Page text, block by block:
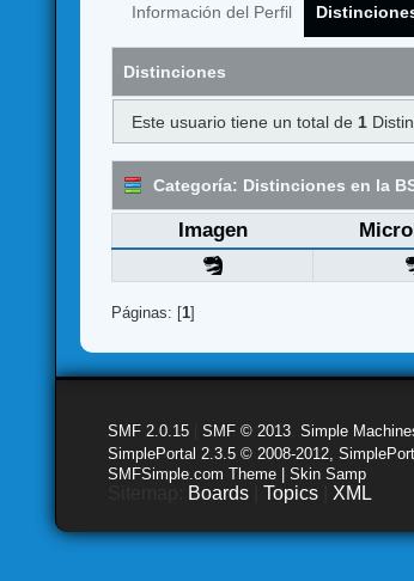
Información del Perfil
Distinciones
Este usuario tiene un total de 1
Categoría: Distinciones en la
Imagen
Páginas: [1]
SMF 2.0.15 |SMF © 2013 ,Simple
SimplePortal 2.3.5 © 2008-2012,
SMFSimple.com Theme | Skin Samp
Boards |Topics XML